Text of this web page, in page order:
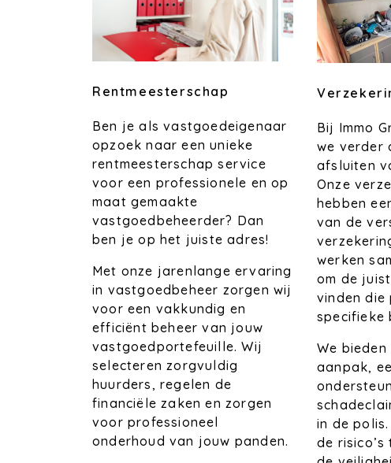
Rentmeesterschap
Ben je als vastgoedeigenaar
opzoek naar een unieke
rentmeesterschap service
voor een professionele en op
maat gemaakte
vastgoedbeheerder? Dan
ben je op het juiste adres!
Met onze jarenlange ervaring
in vastgoedbeheer zorgen wij
voor een vakkundig en
efficiënt beheer van jouw
vastgoedportefeuille. Wij
selecteren zorgvuldig
huurders, regelen de
financiële zaken en zorgen
voor professioneel
onderhoud van jouw panden.
Bij Immo
we verder
afsluiten
Onze
hebben
van de
werken
om de
vinden die
specifieke
We
aanpak,
in de polis.
de